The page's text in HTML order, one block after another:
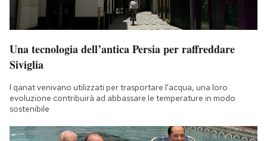
Una tecnologia dell’antica Persia per raffreddare
Siviglia
I qanat venivano utilizzati per trasportare l'acqua, una loro
evoluzione contribuirà ad abbassare le temperature in modo
sostenibile